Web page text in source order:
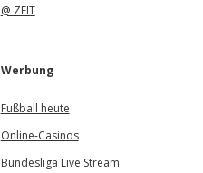
@ ZEIT
Werbung
Fußball heute
Online-Casinos
Bundesliga Live Stream